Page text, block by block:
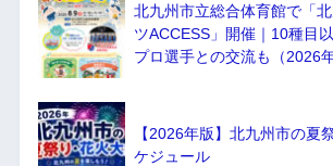
北九州市立総合体育館で「
ツACCESS」開催｜10種目
プロ選手との交流も（2026
【2026年版】北九州市の夏
ケジュール